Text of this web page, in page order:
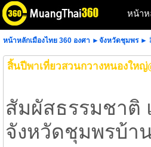
หน้าห
หน้าหลักเมืองไทย 360 องศา ►จังหวัดชุมพร ►
สิ้นปีพาเที่ยวสวนกวางหนองใหญ่
สัมผัสธรรมชาติ
จังหวัดชุมพรบ้า